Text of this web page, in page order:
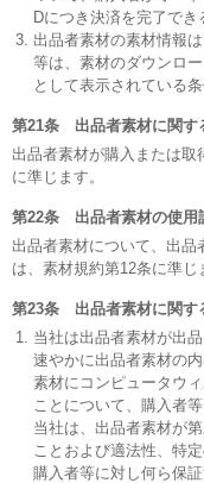
Dにつき決済を完了でき
出品者素材の素材情報
等は、素材のダウンロ
として表示されている
第21条 出品者素材に関す
出品者素材が購入または取
に準じます。
第22条 出品者素材の使用
出品者素材について、出品
は、素材規約第12条に準じ
第23条 出品者素材に関す
当社は出品者素材が出
速やかに出品者素材の
素材にコンピュータウ
ことについて、購入者
当社は、出品者素材が
ことおよび適法性、特
購入者等に対し何ら保